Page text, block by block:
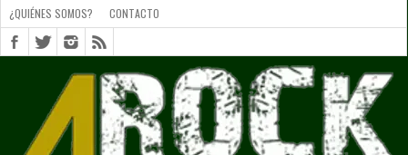
SOMOS?
CONTACTO
SHORTS
¿QUIÉNES SOMOS? CONTACTO